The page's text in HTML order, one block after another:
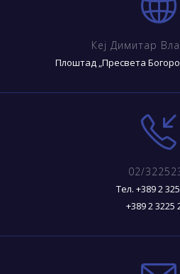
Кеј Димитар
Плоштад „Пресвета
02/
Тел. +389 2
+389 2 3225